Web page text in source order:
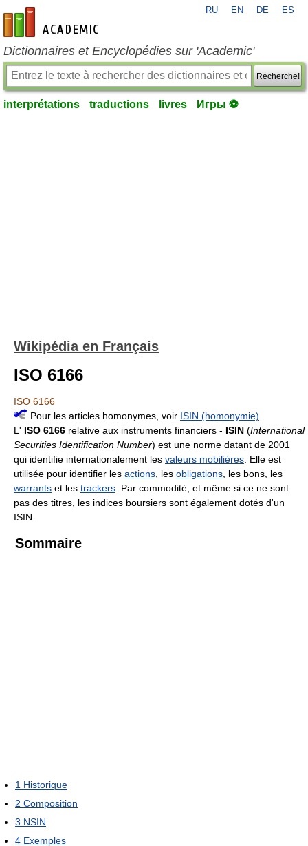
fr-academic.com
RU EN DE ES
Dictionnaires et Encyclopédies sur 'Academic'
Recherche!
interprétations traductions livres Игры ⚽
Wikipédia en Français
ISO 6166
ISO 6166
Pour les articles homonymes, voir ISIN (homonymie)
L' ISO 6166 relative aux instruments financiers - ISIN (International
Securities Identification Number) est une norme datant de 2001
qui identifie internationalement les valeurs mobilières . Elle est
utilisée pour identifier les actions , les obligations , les bons, les
warrants et les trackers . Par commodité, et même si ce ne sont
pas des titres, les indices boursiers sont également dotés d'un
ISIN.
Sommaire
1 Historique
2 Composition
3 NSIN
4 Exemples